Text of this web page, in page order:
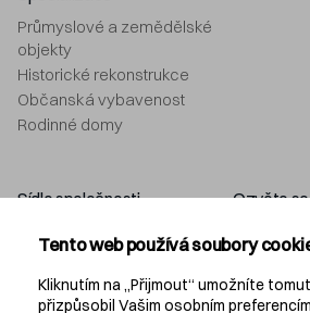
Průmyslové a zemědělské
objekty
Historické rekonstrukce
Občanská vybavenost
Rodinné domy
Sídlo společnosti
Navláčil stavební firma, s.r.o.
Bartošova 5532
760 01 Zlín
Ozvěte
+420 577
Tento web používá soubory
Kliknutím na „Přijmout“ umožníte
přizpůsobil Vašim osobním